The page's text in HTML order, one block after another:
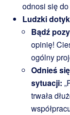
odnosi się
Ludzki
Bądź
opinię!
ogólny
Odnieś
sytuacji:
trwała